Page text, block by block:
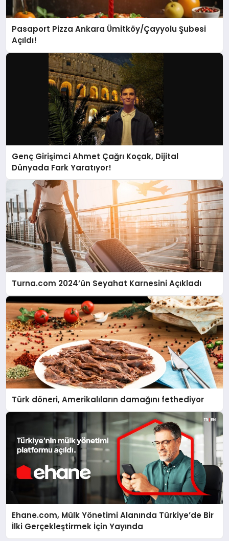
Pasaport Pizza Ankara Ümitköy/Çayyolu Şubesi
Açıldı!
Genç Girişimci Ahmet Çağrı Koçak, Dijital
Dünyada Fark Yaratıyor!
Turna.com 2024’ün Seyahat Karnesini Açıkladı
Türk döneri, Amerikalıların damağını fethediyor
Ehane.com, Mülk Yönetimi Alanında Türkiye’de Bir
İlki Gerçekleştirmek İçin Yayında